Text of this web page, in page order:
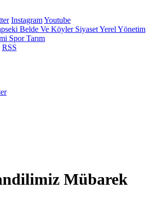
InstagramYoutube
Belde Ve KöylerSiyasetYerel Yönetim
SporTarım
RSS
Mübarek